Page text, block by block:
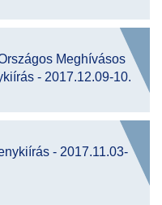
Meghívásos
- 2017.12.09-10.
- 2017.11.03-